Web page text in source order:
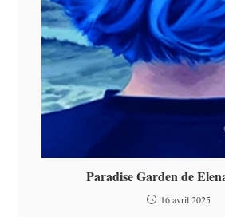
Paradise Garden de
16 avril 2025